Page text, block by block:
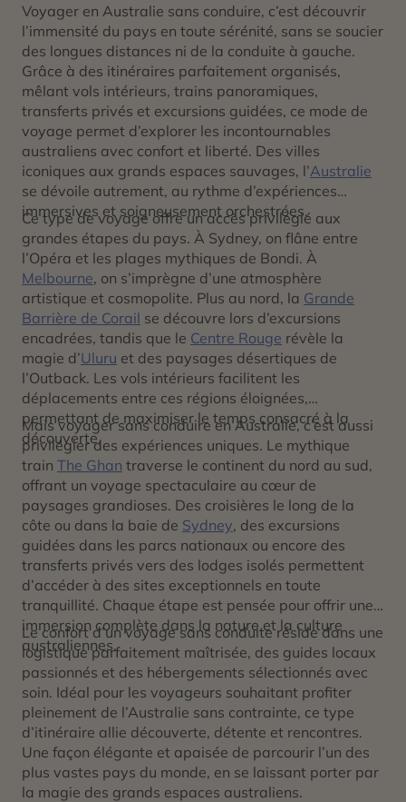
Voyager en Australie sans conduire, c’est découvrir
l’immensité du pays en toute sérénité, sans se soucier
des longues distances ni de la conduite à gauche.
Grâce à des itinéraires parfaitement organisés,
mêlant vols intérieurs, trains panoramiques,
transferts privés et excursions guidées, ce mode de
voyage permet d’explorer les incontournables
australiens avec confort et liberté. Des villes
iconiques aux grands espaces sauvages, l’Australie
se dévoile autrement, au rythme d’expériences
immersives et soigneusement orchestrées.
Ce type de voyage offre un accès privilégié aux
grandes étapes du pays. À Sydney, on flâne entre
l’Opéra et les plages mythiques de Bondi. À
Melbourne, on s’imprègne d’une atmosphère
artistique et cosmopolite. Plus au nord, la Grande
Barrière de Corail se découvre lors d’excursions
encadrées, tandis que le Centre Rouge révèle la
magie d’Uluru et des paysages désertiques de
l’Outback. Les vols intérieurs facilitent les
déplacements entre ces régions éloignées,
permettant de maximiser le temps consacré à la
découverte.
Mais voyager sans conduire en Australie, c’est aussi
privilégier des expériences uniques. Le mythique
train The Ghan traverse le continent du nord au sud,
offrant un voyage spectaculaire au cœur de
paysages grandioses. Des croisières le long de la
côte ou dans la baie de Sydney, des excursions
guidées dans les parcs nationaux ou encore des
transferts privés vers des lodges isolés permettent
d’accéder à des sites exceptionnels en toute
tranquillité. Chaque étape est pensée pour offrir une
immersion complète dans la nature et la culture
australiennes.
Le confort d’un voyage sans conduite réside dans une
logistique parfaitement maîtrisée, des guides locaux
passionnés et des hébergements sélectionnés avec
soin. Idéal pour les voyageurs souhaitant profiter
pleinement de l’Australie sans contrainte, ce type
d’itinéraire allie découverte, détente et rencontres.
Une façon élégante et apaisée de parcourir l’un des
plus vastes pays du monde, en se laissant porter par
la magie des grands espaces australiens.